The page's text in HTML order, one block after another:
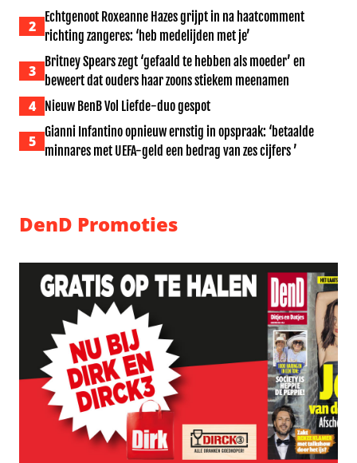
2
Echtgenoot Roxeanne Hazes grijpt in na haatcomment
richting zangeres: ‘heb medelijden met je’
3
Britney Spears zegt ‘gefaald te hebben als moeder’ en
beweert dat ouders haar zoons stiekem meenamen
4 Nieuw BenB Vol Liefde-duo gespot
5
Gianni Infantino opnieuw ernstig in opspraak: ‘betaalde
minnares met UEFA-geld een bedrag van zes cijfers ’
DenD Promoties